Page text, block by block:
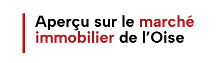
Aperçu sur le marché
immobilierde l’Oise